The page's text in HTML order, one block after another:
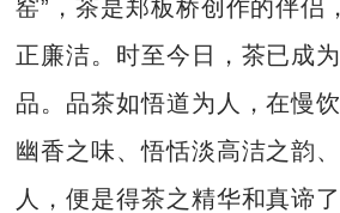
窑”，茶是郑板桥创作的伴侣
正廉洁。时至今日，茶已成
品。品茶如悟道为人，在慢
幽香之味、悟恬淡高洁之韵
人，便是得茶之精华和真谛了